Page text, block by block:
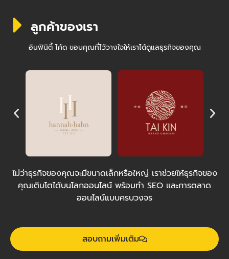
ลูกค้าของเรา
อินฟินิตี้ โค้ด ขอบคุณที่ไว้วางใจให้เราได้ดูแลธุรกิจของคุณ
ไม่ว่าธุรกิจของคุณจะมีขนาดเล็กหรือใหญ่ เราช่วยให้ธุรกิจของ
คุณเติบโตได้บนโลกออนไลน์ พร้อมทำ SEO และการตลาด
ออนไลน์แบบครบวงจร
สอบถามเพิ่มเติม